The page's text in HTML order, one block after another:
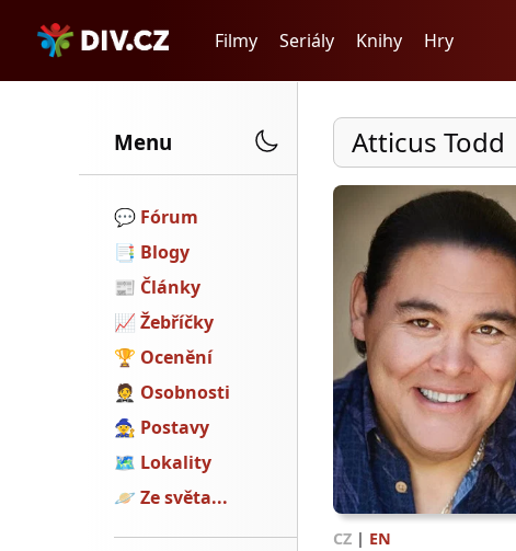
Filmy Seriály Knihy Hry
Menu
💬️ Fórum
📑 Blogy
📰 Články
📈 Žebříčky
🏆 Ocenění
🤵 Osobnosti
🧙 Postavy
🗺 Lokality
🪐 Ze světa...
Atticus Todd
CZ | EN